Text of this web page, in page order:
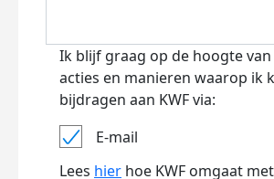
Ik blijf graag op de hoogte van
acties en manieren waarop ik
bijdragen aan KWF via:
E-mail
Lees hier hoe KWF omgaat